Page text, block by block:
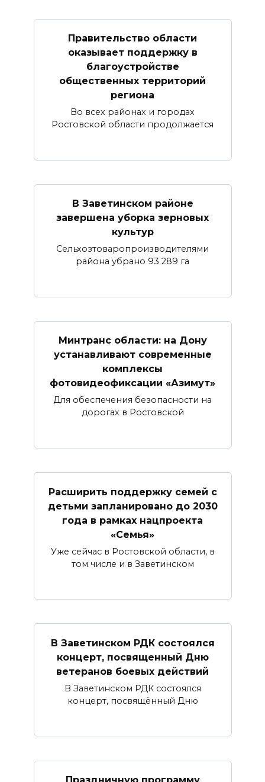
Правительство области
оказывает поддержку в
благоустройстве
общественных территорий
региона
Во всех районах и городах
Ростовской области продолжается
В Заветинском районе
завершена уборка зерновых
культур
Сельхозтоваропроизводителями
района убрано 93 289 га
Минтранс области: на Дону
устанавливают современные
комплексы
фотовидеофиксации «Азимут»
Для обеспечения безопасности на
дорогах в Ростовской
Расширить поддержку семей с
детьми запланировано до 2030
года в рамках нацпроекта
«Семья»
Уже сейчас в Ростовской области, в
том числе и в Заветинском
В Заветинском РДК состоялся
концерт, посвященный Дню
ветеранов боевых действий
В Заветинском РДК состоялся
концерт, посвящённый Дню
Праздничную программу